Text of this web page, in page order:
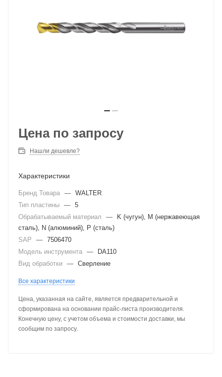
Цена по запросу
Нашли дешевле?
Характеристики
Бренд Товара — WALTER
Тип пластины — 5
Обрабатываемый материал
—
K (чугун), M (нержавеющая
сталь), N (алюминий), P (сталь)
SAP
— 7506470
Модель инструмента —
DA110
Вид обработки — Сверление
Все характеристики
Цена, указанная на сайте, является предварительной и
сформирована на основании прайс-листа производителя.
Конечную цену, с учетом объема и стоимости доставки, мы
сообщим по запросу.